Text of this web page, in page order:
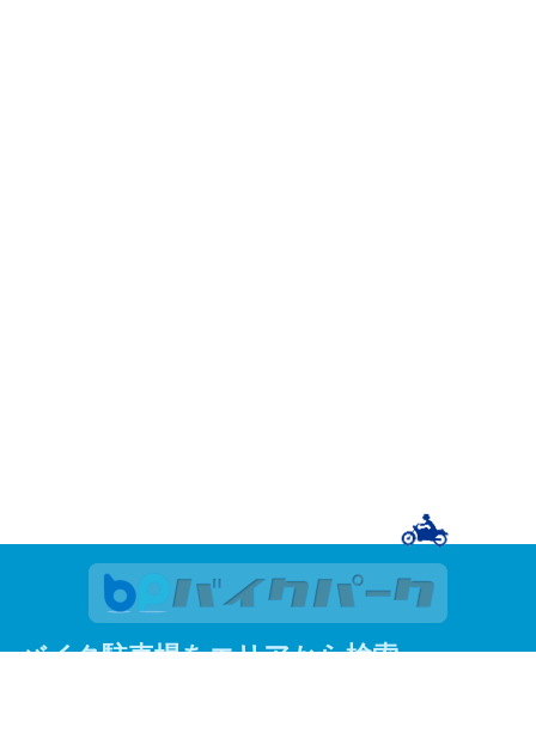
バイク駐車場をエリアから検索